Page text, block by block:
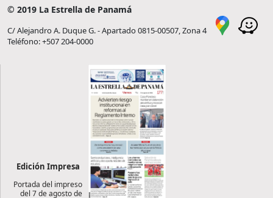
© 2019 La Estrella de Panamá
C/ Alejandro A. Duque G. - Apartado 0815-00507, Zona 4
Teléfono: +507 204-0000
Edición Impresa
Portada del impreso
del 7 de agosto de